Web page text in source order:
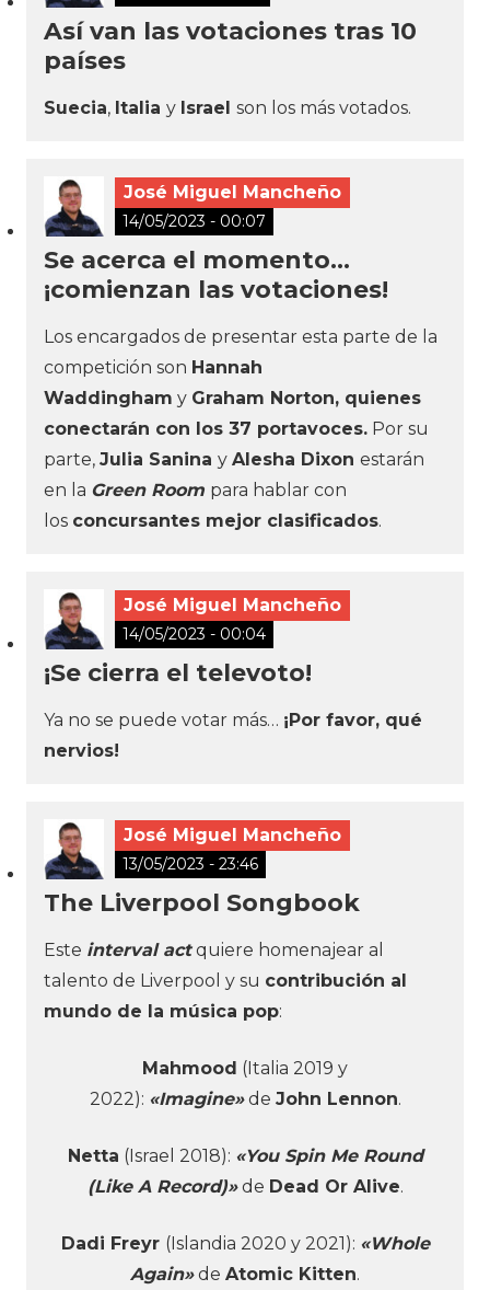
Así van las votaciones tras 10
países
Suecia, Italia y Israel son los más votados.
José Miguel Mancheño
14/05/2023 - 00:07
Se acerca el momento…
¡comienzan las votaciones!
Los encargados de presentar esta parte de la
competición son Hannah
Waddingham y Graham Norton, quienes
conectarán con los 37 portavoces. Por su
parte, Julia Sanina y Alesha Dixon estarán
en la Green Room para hablar con
los concursantes mejor clasificados.
José Miguel Mancheño
14/05/2023 - 00:04
¡Se cierra el televoto!
Ya no se puede votar más… ¡Por favor, qué
nervios!
José Miguel Mancheño
13/05/2023 - 23:46
The Liverpool Songbook
Este interval actquiere homenajear al
talento de Liverpool y su contribución al
mundo de la música pop:
Mahmood (Italia 2019 y
2022): «Imagine»de John Lennon.
Netta (Israel 2018): «You Spin Me Round
(Like A Record)»de Dead Or Alive.
Dadi Freyr (Islandia 2020 y 2021): «Whole
Again»de Atomic Kitten.